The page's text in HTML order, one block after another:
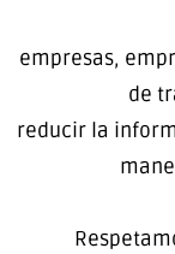
empresas,
de
reducir la